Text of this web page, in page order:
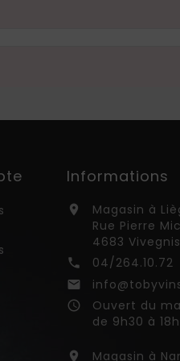
Informations

Magasin à
Rue Pierre
4683 Vivegnis
 04/264.10.72

access_time
Ouvert du
de 9h30 à 18h
 Magasin à